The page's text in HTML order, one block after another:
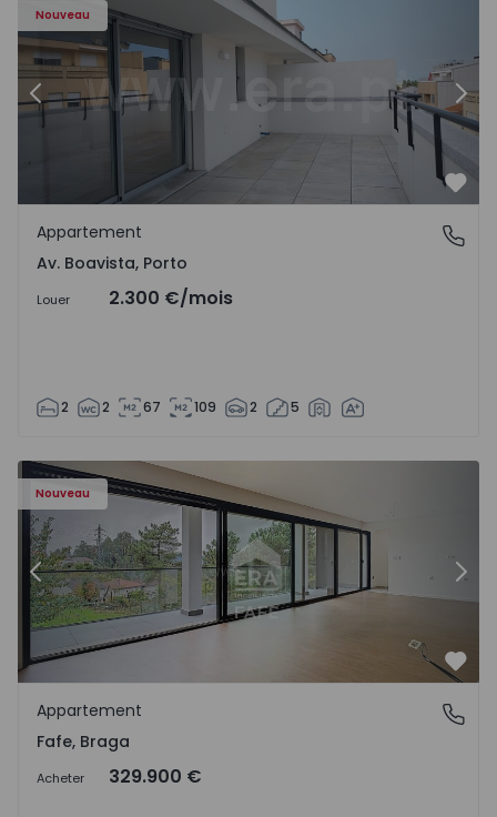
Nouveau
Précédent
Av. Boavista, Porto
Appartement
Av. Boavista, Porto
Louer 2.300 €/mois
2 2 67 109 2 5
Nouveau
Précédent
Fafe, Braga
Appartement
Fafe, Braga
Acheter 329.900 €